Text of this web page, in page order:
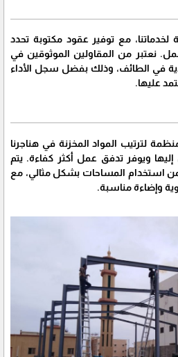
مع توفير عقود مكتوبة تحدد
نعتبر من المقاولين الموثوقين في
في الطائف، وذلك بفضل سجل الأداء
عليها.
لترتيب المواد المخزنة في هناجرنا
ويوفر تدفق عمل أكثر كفاءة. يتم
استخدام المساحات بشكل مثالي، مع
وإضاءة مناسبة.